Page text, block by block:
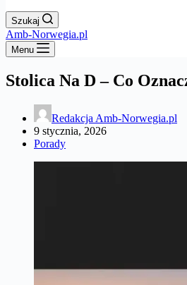
Szukaj
Amb-Norwegia.pl
Menu
Stolica Na D – Co
Redakcja Amb-Norwegia.pl
9 stycznia, 2026
Porady